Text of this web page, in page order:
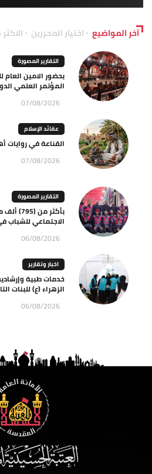
آخر المواضيع اختيار المحررين
التقارير المصورة
بحضور الامين العام
المؤتمر العلمي
07/08/2026
عقائد الإسلام
القناعة في روايات
07/08/2026
التقارير المصورة
بأكثر
الاجتماعي للشباب
06/08/2026
اخبار وتقارير
خدمات طبية
الزهراء (ع) للبنات
06/08/2026